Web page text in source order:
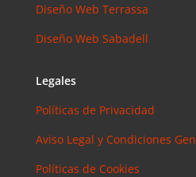
Diseño Web Terrassa
Diseño Web Sabadell
Legales
Políticas de Privacidad
Aviso Legal y Condiciones
Políticas de Cookies